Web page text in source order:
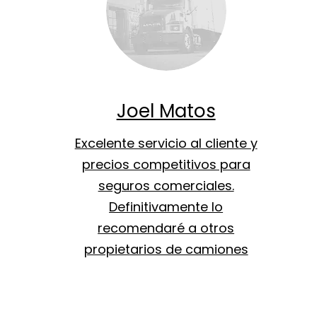
Joel Matos
Excelente servicio al cliente y
precios competitivos para
seguros comerciales.
Definitivamente lo
recomendaré a otros
propietarios de camiones